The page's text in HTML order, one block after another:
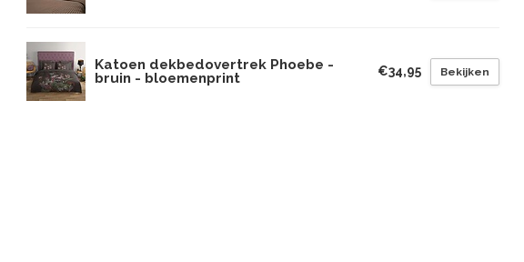
Katoen dekbedovertrek Phoebe -
bruin - bloemenprint
€34,95 Bekijken